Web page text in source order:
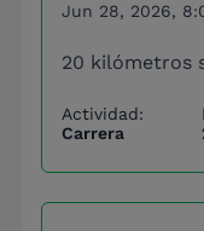
Jun 28, 2026,
20 kilómetros
Actividad:
Carrera